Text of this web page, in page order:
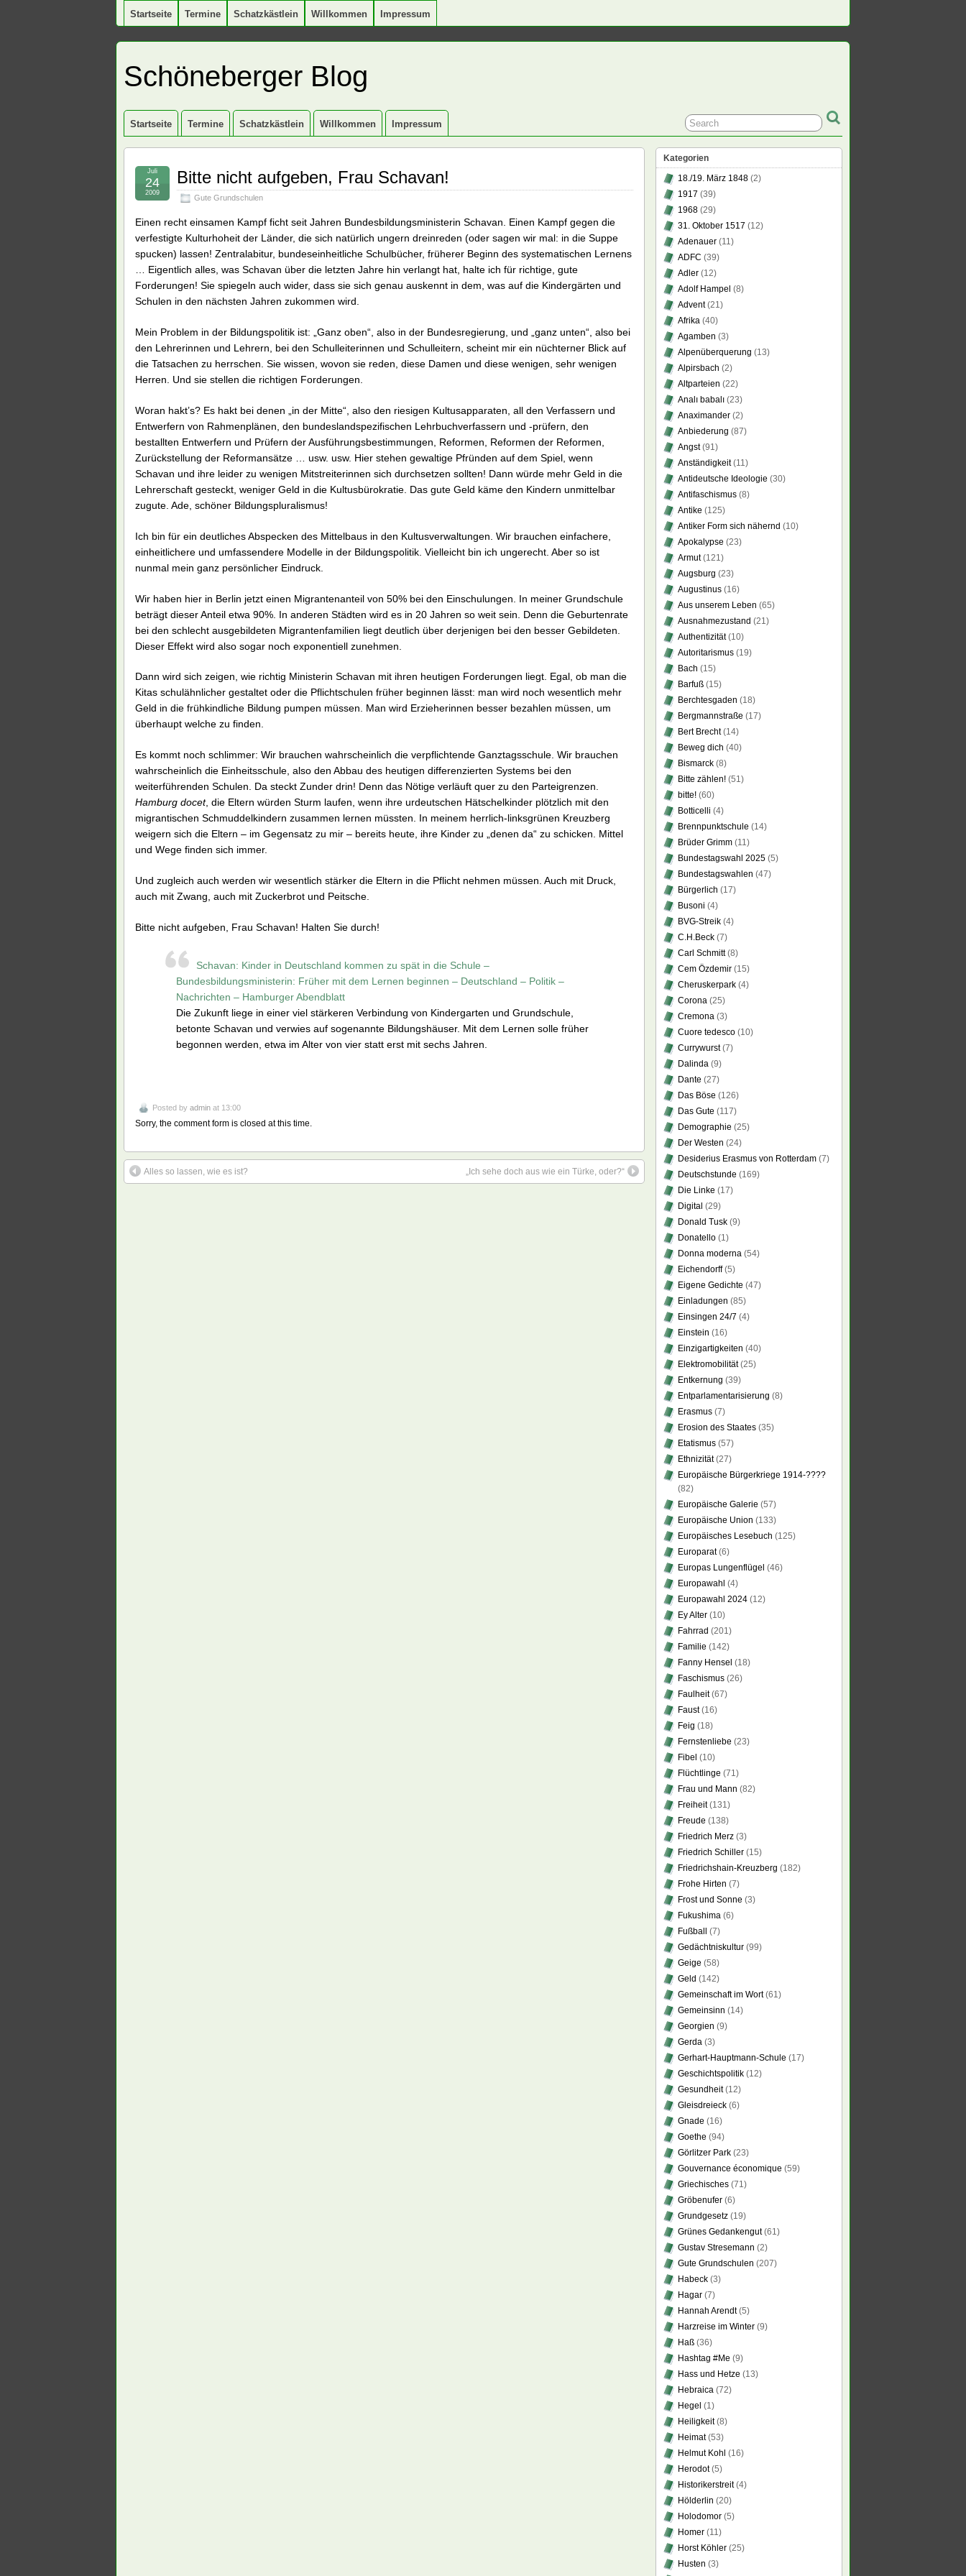
Startseite Termine Schatzkästlein Willkommen Impressum
Schöneberger Blog
Startseite Termine Schatzkästlein Willkommen Impressum
Bitte nicht aufgeben, Frau Schavan!
Gute Grundschulen
Juli
24
2009
Einen recht einsamen Kampf ficht seit Jahren Bundesbildungsministerin Schavan. Einen Kampf gegen die
verfestigte Kulturhoheit der Länder, die sich natürlich ungern dreinreden (oder sagen wir mal: in die Suppe
spucken) lassen! Zentralabitur, bundeseinheitliche Schulbücher, früherer Beginn des systematischen Lernens
… Eigentlich alles, was Schavan über die letzten Jahre hin verlangt hat, halte ich für richtige, gute
Forderungen! Sie spiegeln auch wider, dass sie sich genau auskennt in dem, was auf die Kindergärten und
Schulen in den nächsten Jahren zukommen wird.
Mein Problem in der Bildungspolitik ist: „Ganz oben“, also in der Bundesregierung, und „ganz unten“, also bei
den Lehrerinnen und Lehrern, bei den Schulleiterinnen und Schulleitern, scheint mir ein nüchterner Blick auf
die Tatsachen zu herrschen. Sie wissen, wovon sie reden, diese Damen und diese wenigen, sehr wenigen
Herren. Und sie stellen die richtigen Forderungen.
Woran hakt’s? Es hakt bei denen „in der Mitte“, also den riesigen Kultusapparaten, all den Verfassern und
Entwerfern von Rahmenplänen, den bundeslandspezifischen Lehrbuchverfassern und -prüfern, den
bestallten Entwerfern und Prüfern der Ausführungsbestimmungen, Reformen, Reformen der Reformen,
Zurückstellung der Reformansätze … usw. usw. Hier stehen gewaltige Pfründen auf dem Spiel, wenn
Schavan und ihre leider zu wenigen Mitstreiterinnen sich durchsetzen sollten! Dann würde mehr Geld in die
Lehrerschaft gesteckt, weniger Geld in die Kultusbürokratie. Das gute Geld käme den Kindern unmittelbar
zugute. Ade, schöner Bildungspluralismus!
Ich bin für ein deutliches Abspecken des Mittelbaus in den Kultusverwaltungen. Wir brauchen einfachere,
einheitlichere und umfassendere Modelle in der Bildungspolitik. Vielleicht bin ich ungerecht. Aber so ist
nunmal mein ganz persönlicher Eindruck.
Wir haben hier in Berlin jetzt einen Migrantenanteil von 50% bei den Einschulungen. In meiner Grundschule
beträgt dieser Anteil etwa 90%. In anderen Städten wird es in 20 Jahren so weit sein. Denn die Geburtenrate
bei den schlecht ausgebildeten Migrantenfamilien liegt deutlich über derjenigen bei den besser Gebildeten.
Dieser Effekt wird also sogar noch exponentiell zunehmen.
Dann wird sich zeigen, wie richtig Ministerin Schavan mit ihren heutigen Forderungen liegt. Egal, ob man die
Kitas schulähnlicher gestaltet oder die Pflichtschulen früher beginnen lässt: man wird noch wesentlich mehr
Geld in die frühkindliche Bildung pumpen müssen. Man wird Erzieherinnen besser bezahlen müssen, um
überhaupt welche zu finden.
Es kommt noch schlimmer: Wir brauchen wahrscheinlich die verpflichtende Ganztagsschule. Wir brauchen
wahrscheinlich die Einheitsschule, also den Abbau des heutigen differenzierten Systems bei den
weiterführenden Schulen. Da steckt Zunder drin! Denn das Nötige verläuft quer zu den Parteigrenzen.
Hamburg docet, die Eltern würden Sturm laufen, wenn ihre urdeutschen Hätschelkinder plötzlich mit den
migrantischen Schmuddelkindern zusammen lernen müssten. In meinem herrlich-linksgrünen Kreuzberg
weigern sich die Eltern – im Gegensatz zu mir – bereits heute, ihre Kinder zu „denen da“ zu schicken. Mittel
und Wege finden sich immer.
Und zugleich auch werden wir wesentlich stärker die Eltern in die Pflicht nehmen müssen. Auch mit Druck,
auch mit Zwang, auch mit Zuckerbrot und Peitsche.
Bitte nicht aufgeben, Frau Schavan! Halten Sie durch!
Schavan: Kinder in Deutschland kommen zu spät in die Schule –
Bundesbildungsministerin: Früher mit dem Lernen beginnen – Deutschland – Politik –
Nachrichten – Hamburger Abendblatt
Die Zukunft liege in einer viel stärkeren Verbindung von Kindergarten und Grundschule,
betonte Schavan und verwies auf sogenannte Bildungshäuser. Mit dem Lernen solle früher
begonnen werden, etwa im Alter von vier statt erst mit sechs Jahren.
Posted by admin at 13:00
Sorry, the comment form is closed at this time.
Alles so lassen, wie es ist? „Ich sehe doch aus wie ein Türke, oder?“
Kategorien
18./19. März 1848 (2)
1917 (39)
1968 (29)
31. Oktober 1517 (12)
Adenauer (11)
ADFC (39)
Adler (12)
Adolf Hampel (8)
Advent(21)
Afrika (40)
Agamben (3)
Alpenüberquerung (13)
Alpirsbach (2)
Altparteien (22)
Analı babalı (23)
Anaximander (2)
Anbiederung (87)
Angst(91)
Anständigkeit(11)
Antideutsche Ideologie (30)
Antifaschismus (8)
Antike (125)
Antiker Form sich nähernd (10)
Apokalypse (23)
Armut(121)
Augsburg (23)
Augustinus (16)
Aus unserem Leben (65)
Ausnahmezustand (21)
Authentizität(10)
Autoritarismus (19)
Bach (15)
Barfuß (15)
Berchtesgaden (18)
Bergmannstraße (17)
Bert Brecht(14)
Beweg dich (40)
Bismarck (8)
Bitte zählen! (51)
bitte! (60)
Botticelli (4)
Brennpunktschule (14)
Brüder Grimm (11)
Bundestagswahl 2025 (5)
Bundestagswahlen (47)
Bürgerlich (17)
Busoni (4)
BVG-Streik (4)
C.H.Beck (7)
Carl Schmitt(8)
Cem Özdemir (15)
Cheruskerpark (4)
Corona (25)
Cremona (3)
Cuore tedesco (10)
Currywurst(7)
Dalinda (9)
Dante (27)
Das Böse (126)
Das Gute (117)
Demographie (25)
Der Westen (24)
Desiderius Erasmus von Rotterdam (7)
Deutschstunde (169)
Die Linke (17)
Digital (29)
Donald Tusk (9)
Donatello (1)
Donna moderna (54)
Eichendorff(5)
Eigene Gedichte (47)
Einladungen (85)
Einsingen 24/7 (4)
Einstein (16)
Einzigartigkeiten (40)
Elektromobilität(25)
Entkernung (39)
Entparlamentarisierung (8)
Erasmus (7)
Erosion des Staates (35)
Etatismus (57)
Ethnizität(27)
Europäische Bürgerkriege 1914-????
(82)
Europäische Galerie (57)
Europäische Union (133)
Europäisches Lesebuch (125)
Europarat(6)
Europas Lungenflügel (46)
Europawahl (4)
Europawahl 2024 (12)
Ey Alter (10)
Fahrrad (201)
Familie (142)
Fanny Hensel (18)
Faschismus (26)
Faulheit(67)
Faust(16)
Feig (18)
Fernstenliebe (23)
Fibel (10)
Flüchtlinge (71)
Frau und Mann (82)
Freiheit(131)
Freude (138)
Friedrich Merz (3)
Friedrich Schiller (15)
Friedrichshain-Kreuzberg (182)
Frohe Hirten (7)
Frost und Sonne (3)
Fukushima (6)
Fußball
(7)
Gedächtniskultur (99)
Geige (58)
Geld (142)
Gemeinschaft im Wort(61)
Gemeinsinn (14)
Georgien (9)
Gerda (3)
Gerhart-Hauptmann-Schule (17)
Geschichtspolitik (12)
Gesundheit(12)
Gleisdreieck (6)
Gnade (16)
Goethe (94)
Görlitzer Park (23)
Gouvernance économique (59)
Griechisches (71)
Gröbenufer (6)
Grundgesetz (19)
Grünes Gedankengut(61)
Gustav Stresemann (2)
Gute Grundschulen (207)
Habeck (3)
Hagar (7)
Hannah Arendt(5)
Harzreise im Winter (9)
Haß (36)
Hashtag #Me (9)
Hass und Hetze (13)
Hebraica (72)
Hegel (1)
Heiligkeit(8)
Heimat(53)
Helmut Kohl (16)
Herodot(5)
Historikerstreit(4)
Hölderlin (20)
Holodomor (5)
Homer (11)
Horst Köhler (25)
Husten (3)